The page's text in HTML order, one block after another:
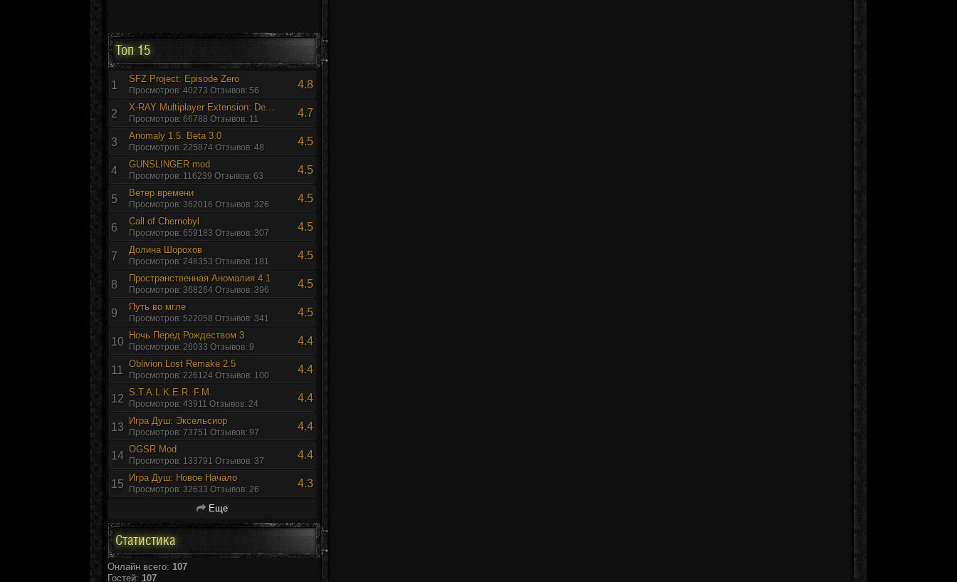
Топ 15
1 4.8
SFZ Project: Episode Zero
Просмотров: 40273 Отзывов: 56
2 4.7
X-RAY Multiplayer Extension: De...
Просмотров: 66788 Отзывов: 11
3 4.5
Anomaly 1.5. Beta 3.0
Просмотров: 225874 Отзывов: 48
4 4.5
GUNSLINGER mod
Просмотров: 116239 Отзывов: 63
5 4.5
Ветер времени
Просмотров: 362016 Отзывов: 326
6 4.5
Call of Chernobyl
Просмотров: 659183 Отзывов: 307
7 4.5
Долина Шорохов
Просмотров: 248353 Отзывов: 181
8 4.5
Пространственная Аномалия 4.1
Просмотров: 368264 Отзывов: 396
9 4.5
Путь во мгле
Просмотров: 522058 Отзывов: 341
10 4.4
Ночь Перед Рождеством 3
Просмотров: 26033 Отзывов: 9
11 4.4
Oblivion Lost Remake 2.5
Просмотров: 226124 Отзывов: 100
12 4.4
S.T.A.L.K.E.R. F.M.
Просмотров: 43911 Отзывов: 24
13 4.4
Игра Душ: Эксельсиор
Просмотров: 73751 Отзывов: 97
14 4.4
OGSR Mod
Просмотров: 133791 Отзывов: 37
15 4.3
Игра Душ: Новое Начало
Просмотров: 32633 Отзывов: 26
Еще
Статистика
Онлайн всего: 107
Гостей: 107